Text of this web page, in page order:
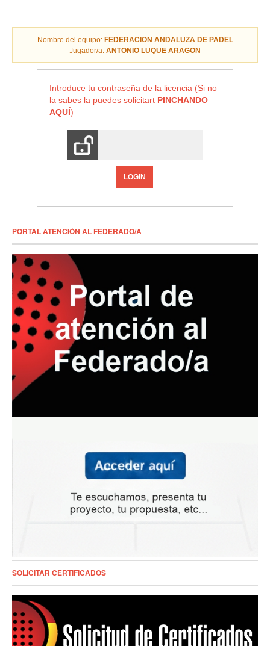
Nombre del equipo: FEDERACION ANDALUZA DE PADEL
Jugador/a: ANTONIO LUQUE ARAGON
Introduce tu contraseña de la licencia (Si no
la sabes la puedes solicitart PINCHANDO
AQUÍ)
LOGIN
PORTAL ATENCIÓN AL FEDERADO/A
SOLICITAR CERTIFICADOS